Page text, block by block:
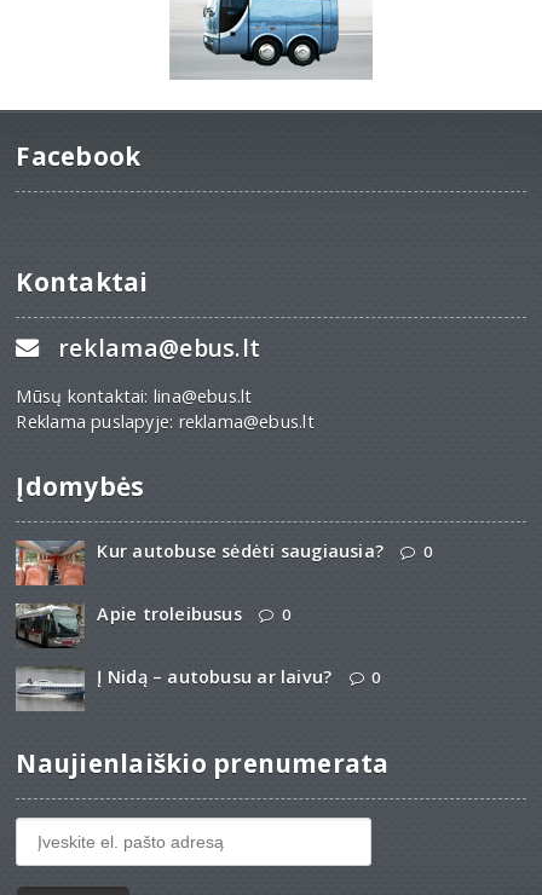
Facebook
Kontaktai
reklama@ebus.lt
Mūsų kontaktai: lina@ebus.lt
Reklama puslapyje: reklama@ebus.lt
Įdomybės
Kur autobuse sėdėti saugiausia? 0
Apie troleibusus 0
Į Nidą – autobusu ar laivu? 0
Naujienlaiškio prenumerata